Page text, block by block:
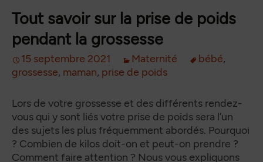
Tout savoir sur la prise de poids
pendant la grossesse
15 septembre 2021 Maternité bébé,
grossesse, maman, prise de poids
Lors de votre grossesse et des différents rendez-
vous qui y sont liés votre prise de poids sera l’un
des sujets les plus fréquemment abordés. Pourquoi
? Combien de kilos doit-on et peut-on prendre ?
Comment faire attention ? Nous vous expliquons